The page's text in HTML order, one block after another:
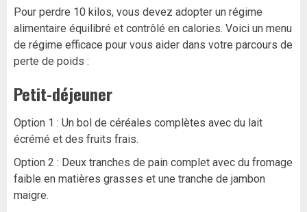
Pour perdre 10 kilos, vous devez adopter un régime
alimentaire équilibré et contrôlé en calories. Voici un menu
de régime efficace pour vous aider dans votre parcours de
perte de poids :
Petit-déjeuner
Option 1 : Un bol de céréales complètes avec du lait
écrémé et des fruits frais.
Option 2 : Deux tranches de pain complet avec du fromage
faible en matières grasses et une tranche de jambon
maigre.